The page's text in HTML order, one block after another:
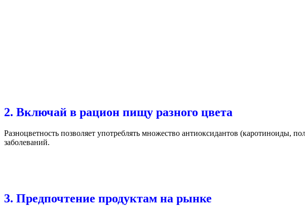
2. Включай в рацион пищу разного цвета
Разноцветность позволяет употреблять множество антиоксидантов
заболеваний.
3. Предпочтение продуктам на рынке